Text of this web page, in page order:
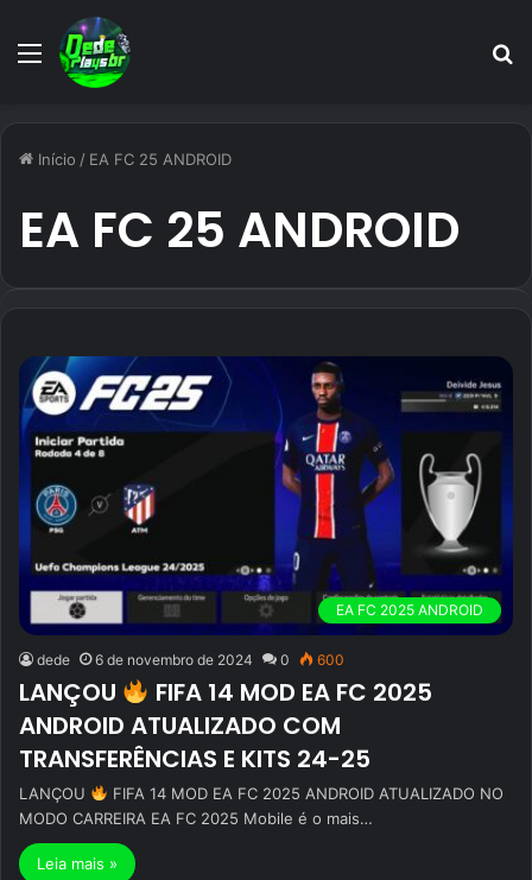
Menu
Início / EA FC 25 ANDROID
EA FC 25 ANDROID
EA FC 2025 ANDROID
dede 6 de novembro de 2024 0 600
LANÇOU
FIFA 14 MOD EA FC 2025
ANDROID ATUALIZADO COM
TRANSFERÊNCIAS E KITS 24-25
LANÇOU
FIFA 14 MOD EA FC 2025 ANDROID ATUALIZADO NO
MODO CARREIRA EA FC 2025 Mobile é o mais…
Leia mais »